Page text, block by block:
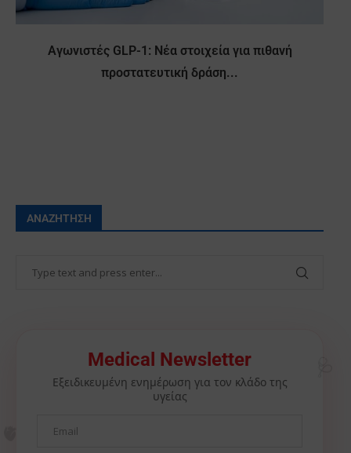
Αγωνιστές GLP-1: Νέα στοιχεία για πιθανή
προστατευτική δράση...
ΑΝΑΖΉΤΗΣΗ
Medical Newsletter
Εξειδικευμένη ενημέρωση για τον κλάδο της
υγείας